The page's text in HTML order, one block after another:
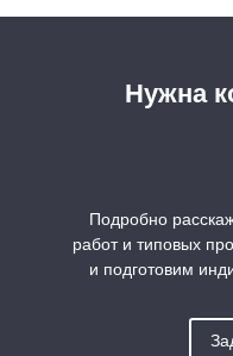
Нужна
Подробно
работ и типовых
и подготовим